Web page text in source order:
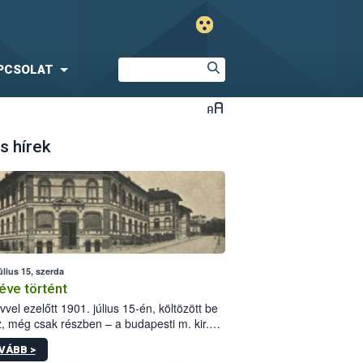
hírek
15, szerda
történt
ezelőtt 1901. július 15-én, költözött be
még csak részben – a budapesti m. kir.
állomás a Kis Rókus utca
alatti, Czigler Győző által tervezett új
>